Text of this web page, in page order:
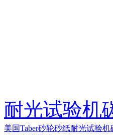
耐光试验机
美国Taber砂轮砂纸耐光试验机